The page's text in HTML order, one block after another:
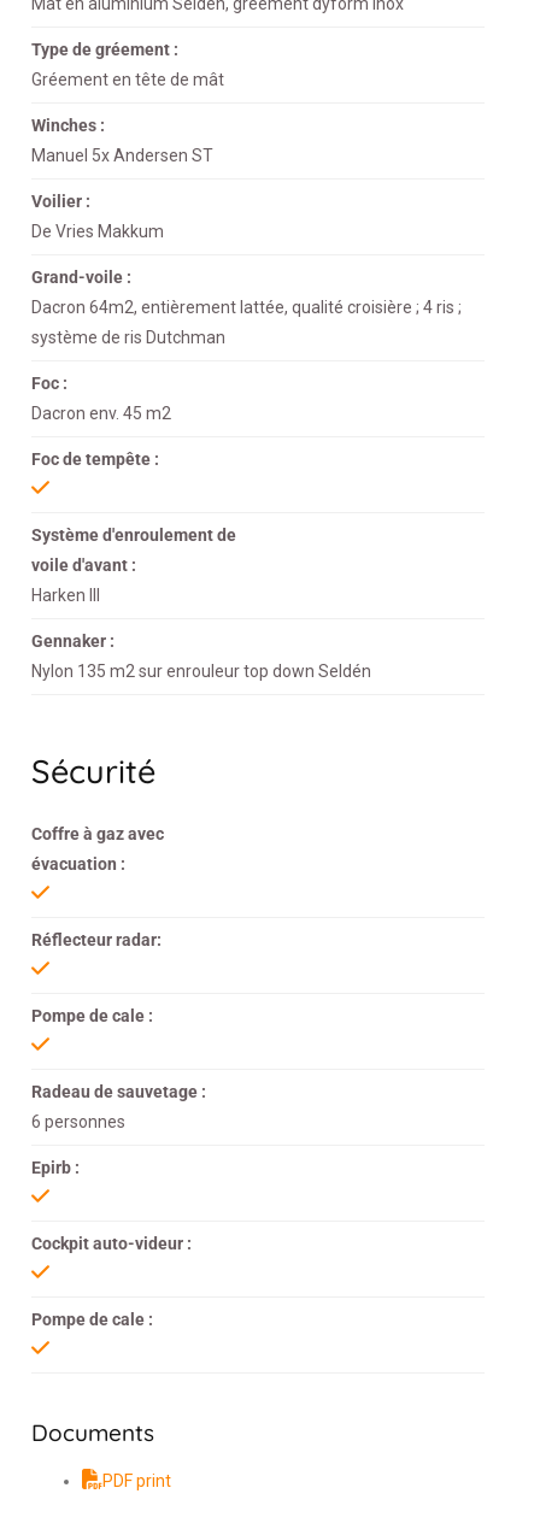
Type de gréement :
Gréement en tête de mât
Winches :
Manuel 5x Andersen ST
Voilier :
De Vries Makkum
Grand-voile :
Dacron 64m2, entièrement lattée, qualité croisière ; 4 ris ;
système de ris Dutchman
Foc :
Dacron env. 45 m2
Foc de tempête :
Système d'enroulement de
voile d'avant :
Harken III
Gennaker :
Nylon 135 m2 sur enrouleur top down Seldén
Sécurité
Coffre à gaz avec
évacuation :
Réflecteur radar:
Pompe de cale :
Radeau de sauvetage :
6 personnes
Epirb :
Cockpit auto-videur :
Pompe de cale :
Documents
PDF print